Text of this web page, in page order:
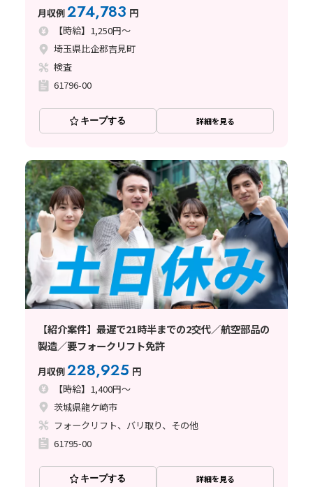
月収例274,783 円
【時給】1,250円～
埼玉県比企郡吉見町
検査
61796-00
キープする 詳細を見る
【紹介案件】最遅で21時半までの2交代／航空部品の
製造／要フォークリフト免許
月収例228,925 円
【時給】1,400円～
茨城県龍ケ崎市
フォークリフト、バリ取り、その他
61795-00
キープする 詳細を見る